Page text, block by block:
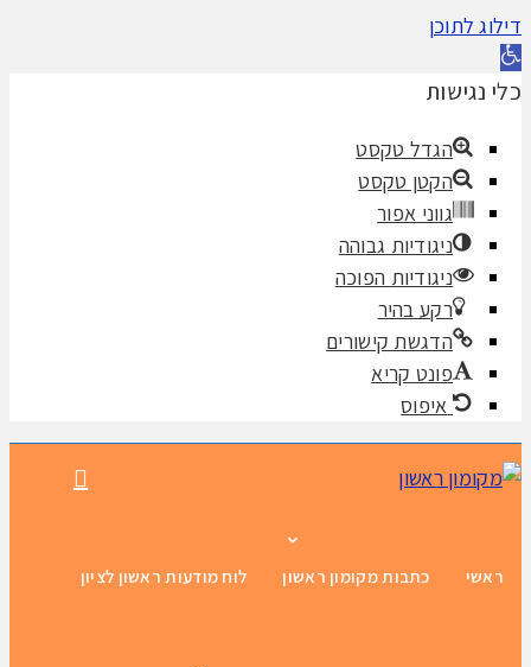
דילוג לתוכן
פתח
סרגל
כלי נגישות
הגדל טקסט
הקטן טקסט
גווני אפור
ניגודיות גבוהה
ניגודיות הפוכה
רקע בהיר
הדגשת קישורים
פונט קריא
איפוס
תפריט
ראשי כתבות מקומון ראשון לוח מודעות ראשון לציון